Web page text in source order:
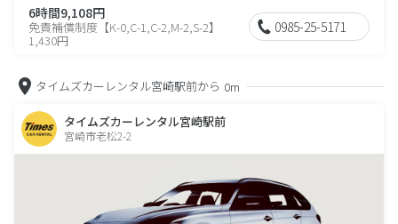
6時間9,108円
免責補償制度【K-0,C-1,C-2,M-2,S-2】
1,430円
0985-25-5171
タイムズカーレンタル宮崎駅前から 0m
タイムズカーレンタル宮崎駅前
宮崎市老松2-2